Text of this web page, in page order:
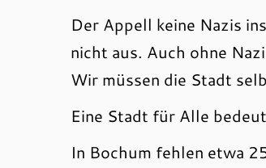
Der Appell keine Nazis
nicht aus. Auch ohne
Wir müssen die Stadt
Eine Stadt für Alle
In Bochum fehlen etwa